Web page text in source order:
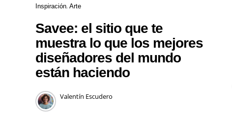
Inspiración Arte
Savee: el sitio que te
muestra lo que los mejores
diseñadores del mundo
están haciendo
Valentín Escudero